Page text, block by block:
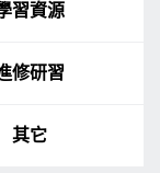
習資源
修研習
其它